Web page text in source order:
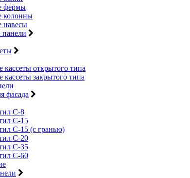
фермы
колонны
навесы
кассеты открытого типа
кассеты закрытого типа
фасада
С-8
С-15
С-15 (с гранью)
С-20
С-35
С-60